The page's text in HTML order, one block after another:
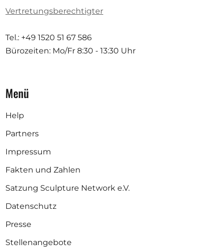
Vertretungsberechtigter
Tel.: +49 1520 51 67 586
Bürozeiten: Mo/Fr 8:30 - 13:30 Uhr
Menü
Help
Partners
Impressum
Fakten und Zahlen
Satzung Sculpture Network e.V.
Datenschutz
Presse
Stellenangebote